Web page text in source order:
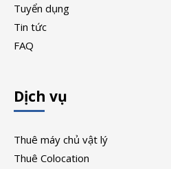
Tuyển dụng
Tin tức
FAQ
Dịch vụ
Thuê máy chủ vật lý
Thuê Colocation